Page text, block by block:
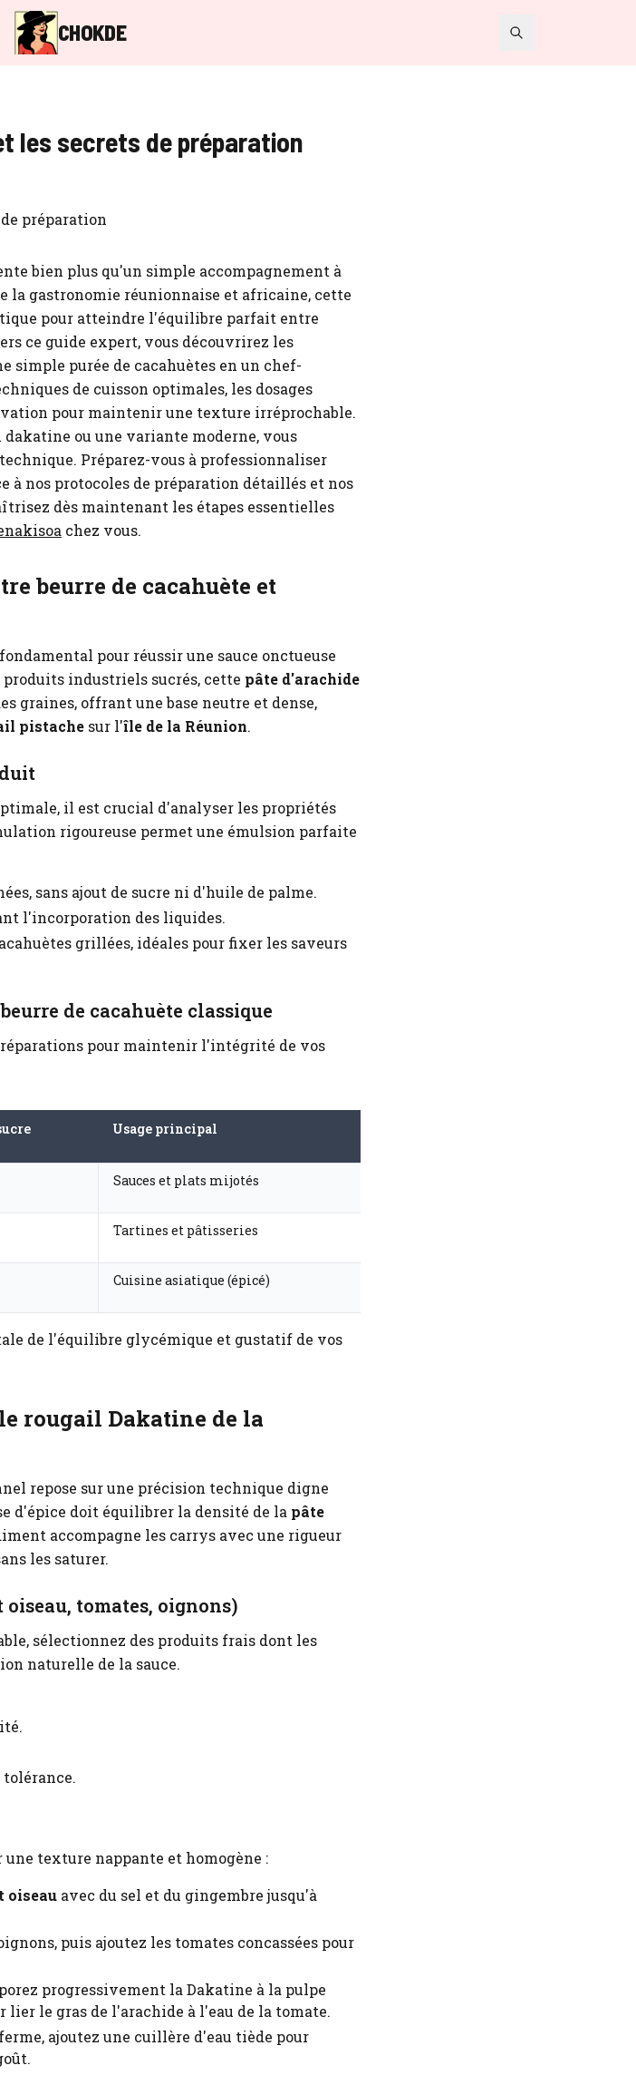
CHOKDE
les secrets de préparation
bien plus qu'un simple accompagnement à
la gastronomie réunionnaise et africaine, cette
pour atteindre l'équilibre parfait entre
ce guide expert, vous découvrirez les
simple purée de cacahuètes en un chef-
de cuisson optimales, les dosages
pour maintenir une texture irréprochable.
ou une variante moderne, vous
Préparez-vous à professionnaliser
à nos protocoles de préparation détaillés et nos
dès maintenant les étapes essentielles
chez vous.
beurre de cacahuète et
pour réussir une sauce onctueuse
industriels sucrés, cette pâte d'arachide
graines, offrant une base neutre et dense,
pistache sur l'île de la Réunion.
il est crucial d'analyser les propriétés
rigoureuse permet une émulsion parfaite
sans ajout de sucre ni d'huile de palme.
l'incorporation des liquides.
grillées, idéales pour fixer les saveurs
de cacahuète classique
pour maintenir l'intégrité de vos
Usage principal
Sauces et plats mijotés
Tartines et pâtisseries
Cuisine asiatique (épicé)
de l'équilibre glycémique et gustatif de vos
rougail Dakatine de la
repose sur une précision technique digne
d'épice doit équilibrer la densité de la pâte
accompagne les carrys avec une rigueur
les saturer.
tomates, oignons)
sélectionnez des produits frais dont les
naturelle de la sauce.
tolérance.
texture nappante et homogène :
oiseau avec du sel et du gingembre jusqu'à
puis ajoutez les tomates concassées pour
progressivement la Dakatine à la pulpe
le gras de l'arachide à l'eau de la tomate.
ajoutez une cuillère d'eau tiède pour